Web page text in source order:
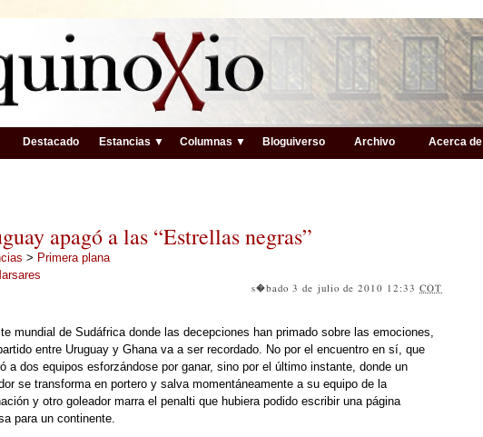
Destacado Estancias ▼ Columnas ▼ Bloguiverso Archivo Acerca de
apagó a las “Estrellas negras”
> Primera plana
s�bado 3 de julio de 2010 12:33COT
mundial de Sudáfrica donde las decepciones han primado sobre las emociones,
entre Uruguay y Ghana va a ser recordado. No por el encuentro en sí, que
a dos equipos esforzándose por ganar, sino por el último instante, donde un
se transforma en portero y salva momentáneamente a su equipo de la
y otro goleador marra el penalti que hubiera podido escribir una página
para un continente.